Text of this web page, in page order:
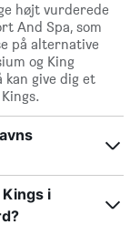
højt vurderede
And Spa, som
på alternative
og King
kan give dig et
i